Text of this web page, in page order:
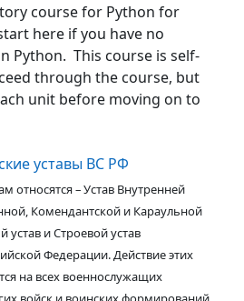
course for Python for
here if you have no
Python. This course is self-
through the course, but
unit before moving on to
уставы ВС РФ
относятся – Устав Внутренней
Комендантской и Караульной
и Строевой устав
Федерации. Действие этих
на всех военнослужащих